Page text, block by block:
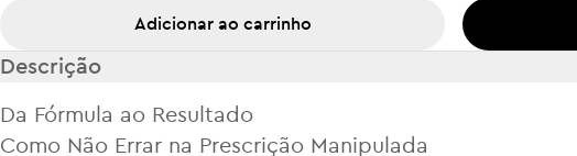
Adicionar ao carrinho
Descrição
Da Fórmula ao Resultado
Como Não Errar na Prescrição Manipulada